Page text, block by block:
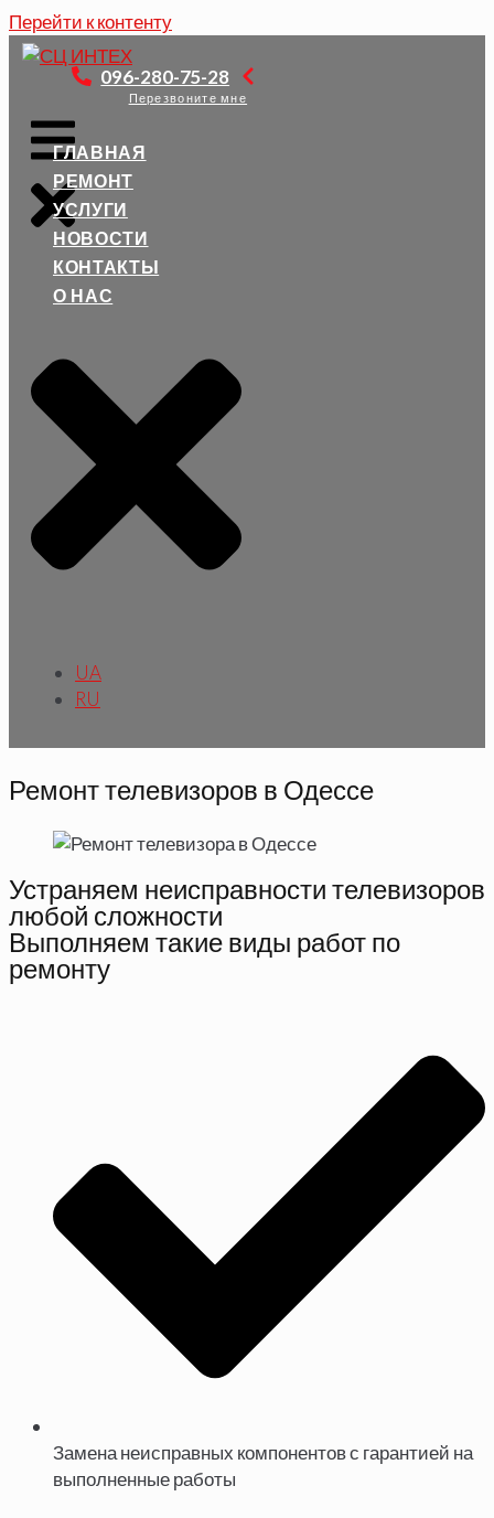
Перейти к контенту
096-280-75-28
Перезвоните мне
ГЛАВНАЯ
РЕМОНТ
УСЛУГИ
НОВОСТИ
КОНТАКТЫ
О НАС
UA
RU
Ремонт телевизоров в Одессе
Устраняем неисправности телевизоров
любой сложности
Выполняем такие виды работ по
ремонту
Замена неисправных компонентов с гарантией на
выполненные работы